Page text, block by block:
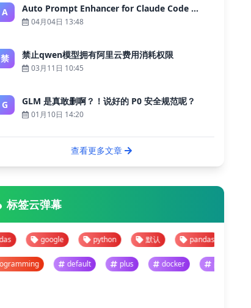
A Auto Prompt Enhancer for Claude Code — Building a Highly Reliable AI Programming Workflow
04月04日 13:48
禁 禁止qwen模型拥有阿里云费用消耗权限
03月11日 10:45
G GLM 是真敢删啊？！说好的 P0 安全规范呢？
01月10日 14:20
查看更多文章
标签云弹幕
google python 默认 pandas
programming default plus docker